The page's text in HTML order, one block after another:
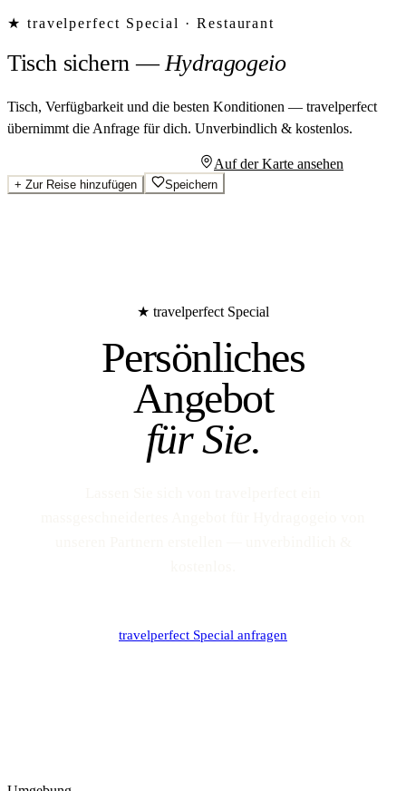
★ travelperfect Special · Restaurant
Tisch sichern—Hydragogeio
Tisch, Verfügbarkeit und die besten Konditionen — travelperfect
übernimmt die Anfrage für dich. Unverbindlich & kostenlos.
Auf der Karte ansehen
+ Zur Reise hinzufügen Speichern
★ travelperfect Special
Persönliches
Angebot
für Sie.
travelperfect Special anfragen